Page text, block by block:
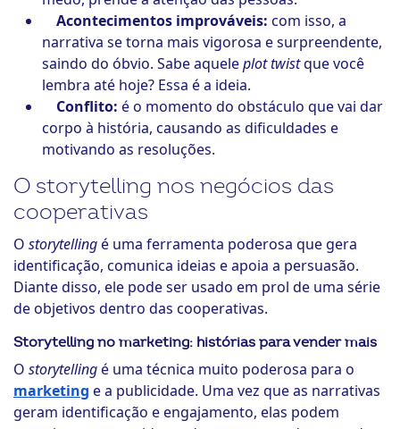
Acontecimentos improváveis: com isso, a
narrativa se torna mais vigorosa e surpreendente,
saindo do óbvio. Sabe aqueleplot twistque você
lembra até hoje? Essa é a ideia.
Conflito: é o momento do obstáculo que vai dar
corpo à história, causando as dificuldades e
motivando as resoluções.
O storytelling nos negócios das
cooperativas
O storytellingé uma ferramenta poderosa que gera
identificação, comunica ideias e apoia a persuasão.
Diante disso, ele pode ser usado em prol de uma série
de objetivos dentro das cooperativas.
Storytelling no marketing: histórias para vender mais
O storytellingé uma técnica muito poderosa para o
marketing e a publicidade. Uma vez que as narrativas
geram identificação e engajamento, elas podem